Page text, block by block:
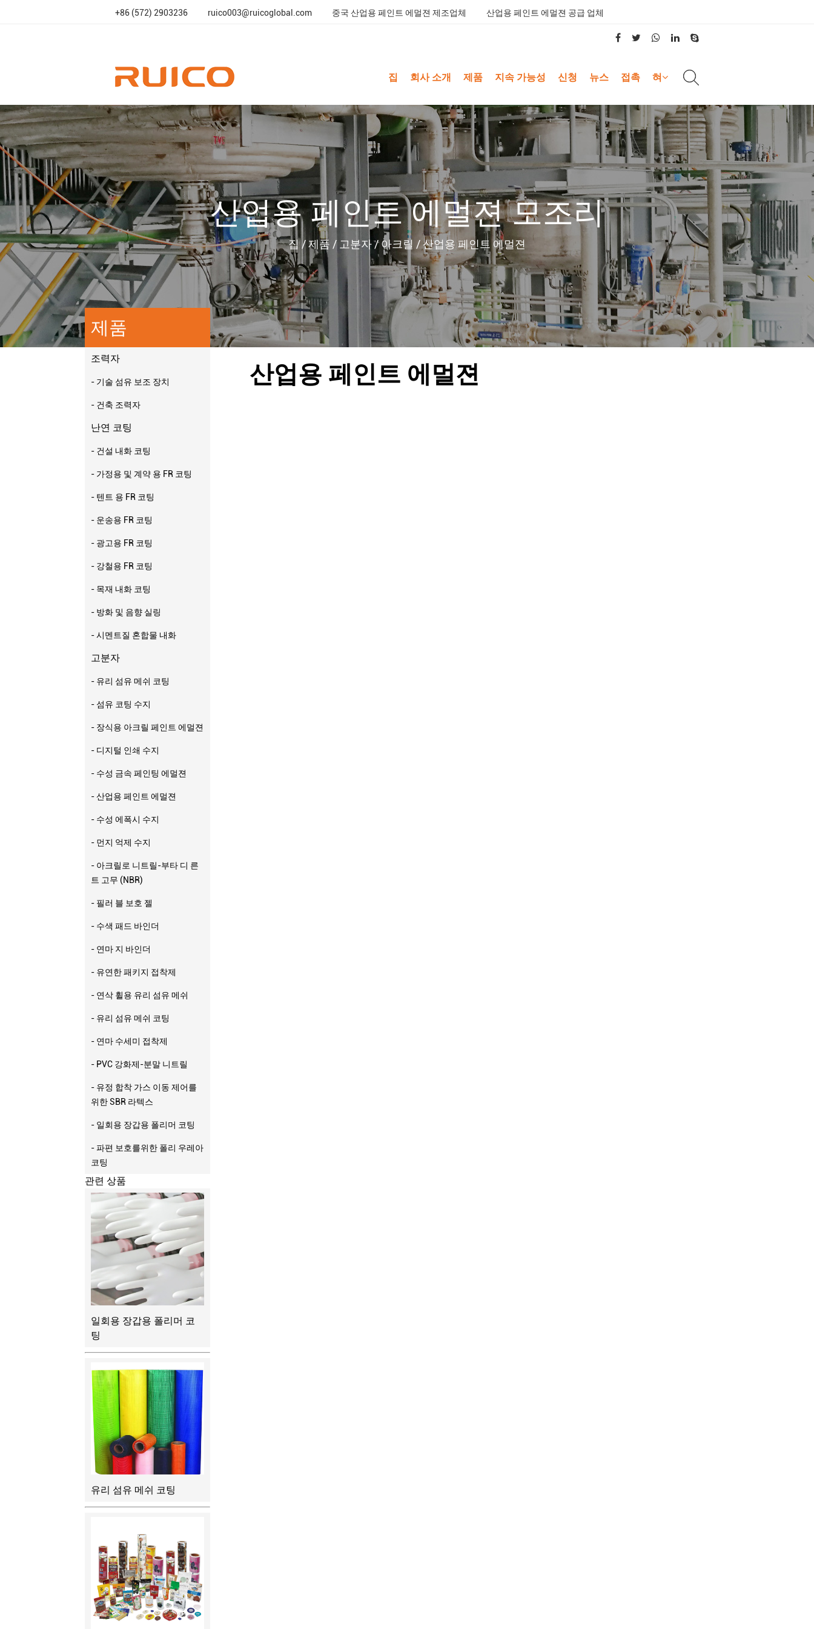
+86 (572) 2903236 ruico003@ruicoglobal.com 중국 산업용 페인트 에멀젼 제조업체 산업용 페인트 에멀젼 공급 업체
집 회사 소개 제품 지속 가능성 신청 뉴스 접촉 혀
산업용 페인트 에멀젼 모조리
집/제품 / 고분자/아크릴 /산업용 페인트 에멀젼
제품
조력자
- 기술 섬유 보조 장치
- 건축 조력자
난연 코팅
- 건설 내화 코팅
- 가정용 및 계약 용 FR 코팅
- 텐트 용 FR 코팅
- 운송용 FR 코팅
- 광고용 FR 코팅
- 강철용 FR 코팅
- 목재 내화 코팅
- 방화 및 음향 실링
- 시멘트질 혼합물 내화
고분자
- 유리 섬유 메쉬 코팅
- 섬유 코팅 수지
- 장식용 아크릴 페인트 에멀젼
- 디지털 인쇄 수지
- 수성 금속 페인팅 에멀젼
- 산업용 페인트 에멀젼
- 수성 에폭시 수지
- 먼지 억제 수지
- 아크릴로 니트릴-부타 디 른
트 고무 (NBR)
- 필러 블 보호 젤
- 수색 패드 바인더
- 연마 지 바인더
- 유연한 패키지 접착제
- 연삭 휠용 유리 섬유 메쉬
- 유리 섬유 메쉬 코팅
- 연마 수세미 접착제
- PVC 강화제-분말 니트릴
- 유정 합착 가스 이동 제어를
위한 SBR 라텍스
- 일회용 장갑용 폴리머 코팅
- 파편 보호를위한 폴리 우레아
코팅
관련 상품
일회용 장갑용 폴리머 코
팅
유리 섬유 메쉬 코팅
산업용 페인트 에멀젼